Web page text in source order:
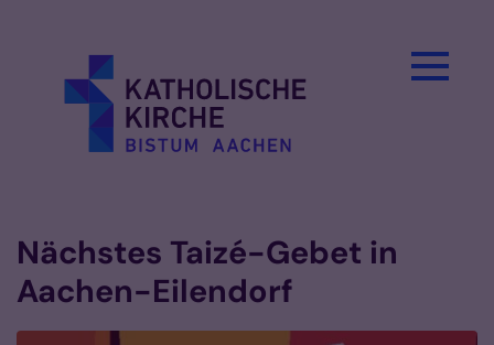
Nächstes Taizé-Gebet in
Aachen-Eilendorf